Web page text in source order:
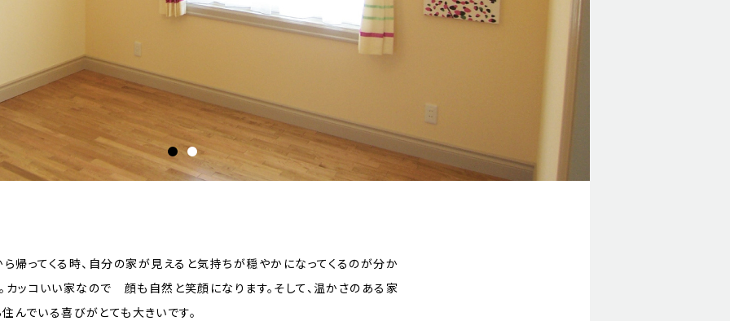
帰ってくる時、自分の家が見えると気持ちが穏やかになってくるのが分か
カッコいい家なので 顔も自然と笑顔になります。そして、温かさのある家
んでいる喜びがとても大きいです。